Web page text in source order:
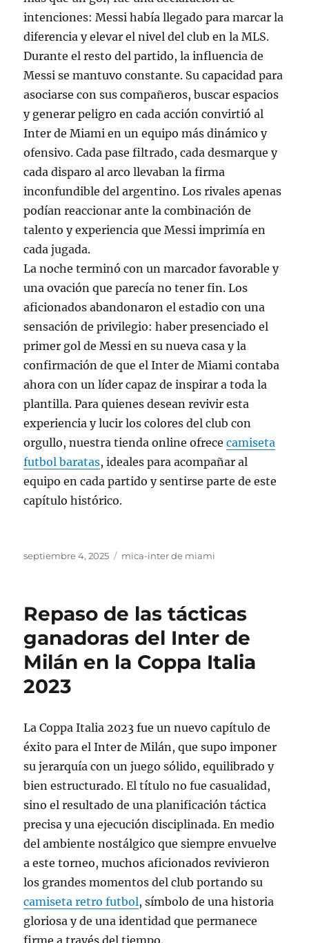
intenciones: Messi había llegado para marcar la
diferencia y elevar el nivel del club en la MLS.
Durante el resto del partido, la influencia de
Messi se mantuvo constante. Su capacidad para
asociarse con sus compañeros, buscar espacios
y generar peligro en cada acción convirtió al
Inter de Miami en un equipo más dinámico y
ofensivo. Cada pase filtrado, cada desmarque y
cada disparo al arco llevaban la firma
inconfundible del argentino. Los rivales apenas
podían reaccionar ante la combinación de
talento y experiencia que Messi imprimía en
cada jugada.
La noche terminó con un marcador favorable y
una ovación que parecía no tener fin. Los
aficionados abandonaron el estadio con una
sensación de privilegio: haber presenciado el
primer gol de Messi en su nueva casa y la
confirmación de que el Inter de Miami contaba
ahora con un líder capaz de inspirar a toda la
plantilla. Para quienes desean revivir esta
experiencia y lucir los colores del club con
orgullo, nuestra tienda online ofrececamiseta
futbol baratas, ideales para acompañar al
equipo en cada partido y sentirse parte de este
capítulo histórico.
Publicado
septiembre 4, 2025 Categorías
mica-inter de miami
Repaso de las tácticas
ganadoras del Inter de
Milán en la Coppa Italia
2023
La Coppa Italia 2023 fue un nuevo capítulo de
éxito para el Inter de Milán, que supo imponer
su jerarquía con un juego sólido, equilibrado y
bien estructurado. El título no fue casualidad,
sino el resultado de una planificación táctica
precisa y una ejecución disciplinada. En medio
del ambiente nostálgico que siempre envuelve
a este torneo, muchos aficionados revivieron
los grandes momentos del club portando su
camiseta retro futbol, símbolo de una historia
gloriosa y de una identidad que permanece
firme a través del tiempo.